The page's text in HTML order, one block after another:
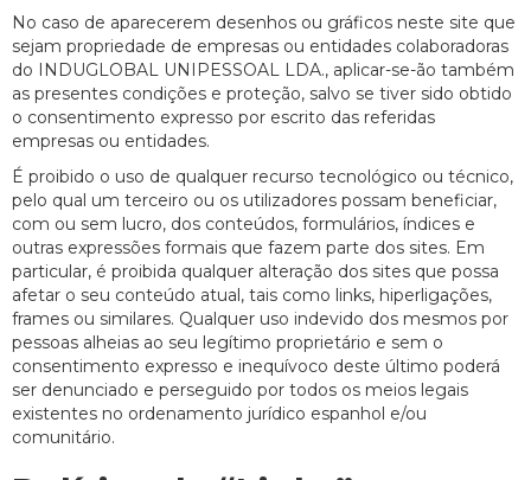
No caso de aparecerem desenhos ou gráficos neste site que
sejam propriedade de empresas ou entidades colaboradoras
do INDUGLOBAL UNIPESSOAL LDA., aplicar-se-ão também
as presentes condições e proteção, salvo se tiver sido obtido
o consentimento expresso por escrito das referidas
empresas ou entidades.
É proibido o uso de qualquer recurso tecnológico ou técnico,
pelo qual um terceiro ou os utilizadores possam beneficiar,
com ou sem lucro, dos conteúdos, formulários, índices e
outras expressões formais que fazem parte dos sites. Em
particular, é proibida qualquer alteração dos sites que possa
afetar o seu conteúdo atual, tais como links, hiperligações,
frames ou similares. Qualquer uso indevido dos mesmos por
pessoas alheias ao seu legítimo proprietário e sem o
consentimento expresso e inequívoco deste último poderá
ser denunciado e perseguido por todos os meios legais
existentes no ordenamento jurídico espanhol e/ou
comunitário.